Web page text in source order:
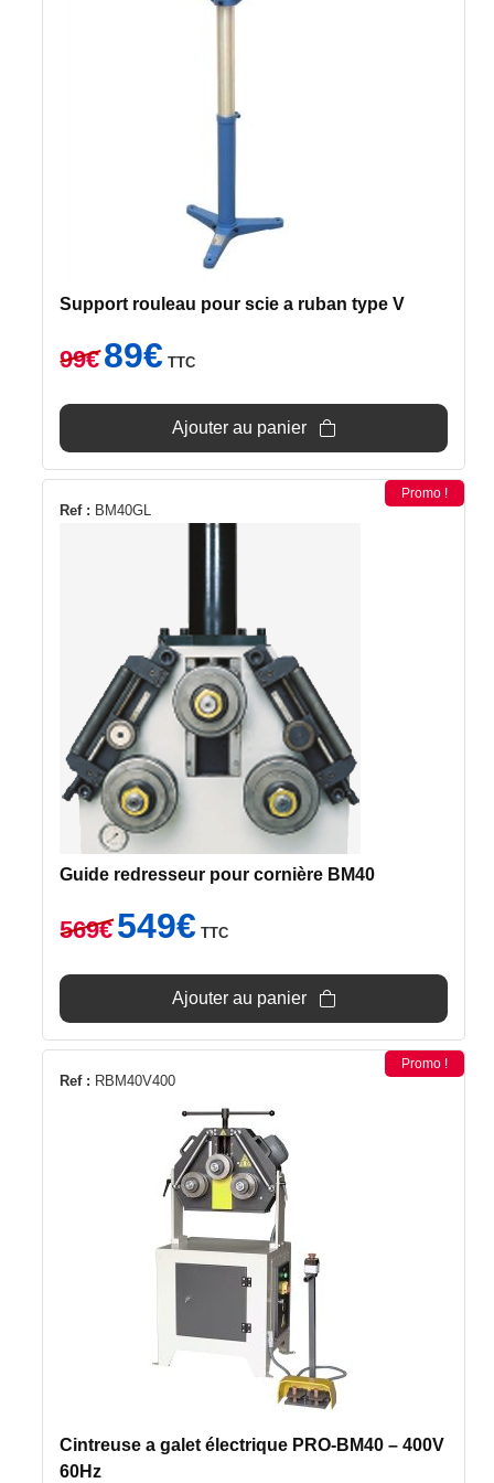
Support rouleau pour scie a ruban type V
99€
Le
prix
89€prix
est :
TTC
Ajouter au panier
Ref : BM40GL
Promo !
Guide redresseur pour cornière BM40
569€
Le
prix
549€prix
est :
TTC
Ajouter au panier
Ref : RBM40V400
Promo !
Cintreuse a galet électrique PRO-BM40 – 400V
60Hz